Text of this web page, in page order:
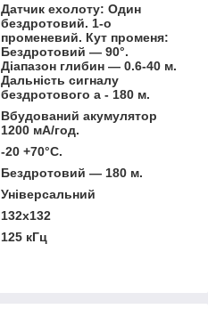
Датчик ехолоту: Один
бездротовий. 1-о
променевий. Кут променя:
Бездротовий — 90°.
Діапазон глибин — 0.6-40 м.
Дальність сигналу
бездротового а - 180 м.
Вбудований акумулятор
1200 мА/год.
-20 +70°C.
Бездротовий — 180 м.
Універсальний
132х132
125 кГц